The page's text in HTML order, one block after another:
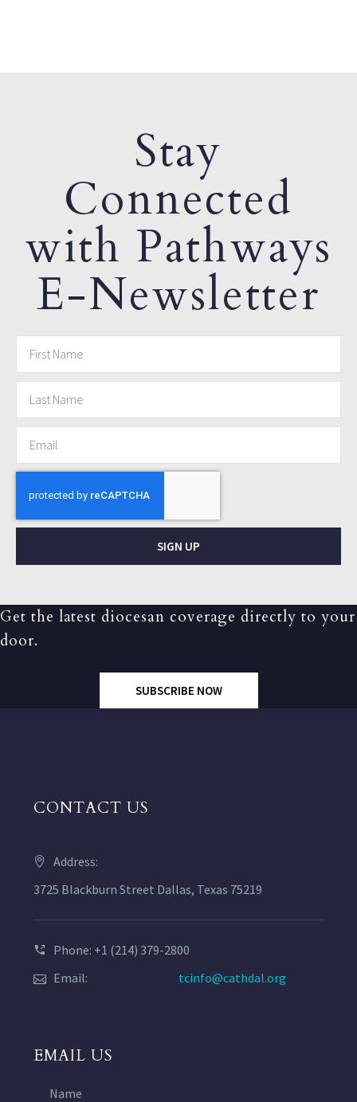
Stay
Connected
with Pathways
E-Newsletter
SIGN UP
Get the latest diocesan coverage directly to your
door.
SUBSCRIBE NOW
CONTACT US
Address:
3725 Blackburn Street Dallas, Texas 75219
Phone: +1 (214) 379-2800
Email:
tcinfo@cathdal.org
EMAIL US
Name